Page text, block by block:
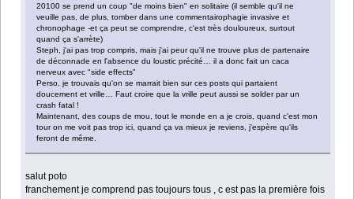
20100 se prend un coup "de moins bien" en solitaire (il semble qu'il ne
veuille pas, de plus, tomber dans une commentairophagie invasive et
chronophage -et ça peut se comprendre, c'est très douloureux, surtout
quand ça s'arrète)
Steph, j'ai pas trop compris, mais j'ai peur qu'il ne trouve plus de partenaire
de déconnade en l'absence du loustic précité… il a donc fait un caca
nerveux avec "side effects"
Perso, je trouvais qu'on se marrait bien sur ces posts qui partaient
doucement et vrille… Faut croire que la vrille peut aussi se solder par un
crash fatal !
Maintenant, des coups de mou, tout le monde en a je crois, quand c'est mon
tour on me voit pas trop ici, quand ça va mieux je reviens, j'espère qu'ils
feront de même.
salut poto
franchement je comprend pas toujours tous , c est pas la première fois